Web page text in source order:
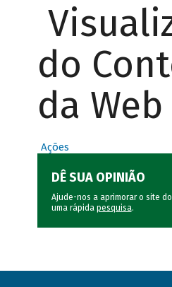
do
da Web
Ações
DÊ SUA OPINIÃO
Ajude-nos a aprimorar o site
uma rápida pesquisa.